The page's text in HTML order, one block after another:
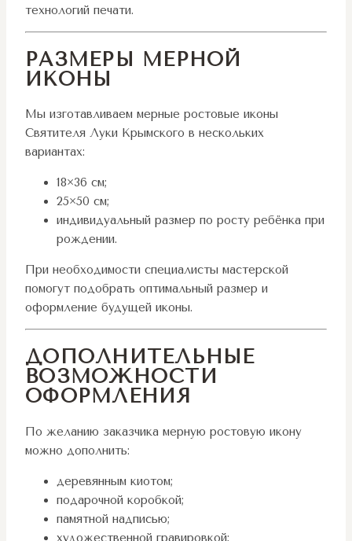
технологий печати.
РАЗМЕРЫ МЕРНОЙ
ИКОНЫ
Мы изготавливаем мерные ростовые иконы
Святителя Луки Крымского в нескольких
вариантах:
18×36 см;
25×50 см;
индивидуальный размер по росту ребёнка при
рождении.
При необходимости специалисты мастерской
помогут подобрать оптимальный размер и
оформление будущей иконы.
ДОПОЛНИТЕЛЬНЫЕ
ВОЗМОЖНОСТИ
ОФОРМЛЕНИЯ
По желанию заказчика мерную ростовую икону
можно дополнить:
деревянным киотом;
подарочной коробкой;
памятной надписью;
художественной гравировкой;